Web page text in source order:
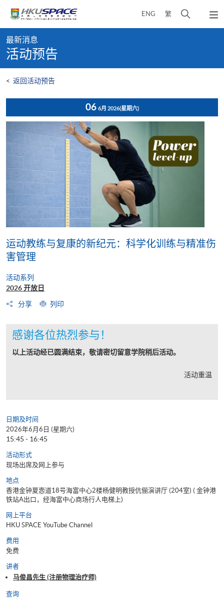
content
ENG 繁
开
弹
出
content
start
最新消息
活动预告
< 返回活动预告
06 6月 2026(星期六)
运动教练与复康的新纪元：科学化训练与精准伤
害管理
活动系列
2026 开放日
分享
列印
感谢各位热烈参与！
以上活动经已圆满结束，敬请密切留意学院稍后活动。
活动重温
日期及时间
2026年6月6日 (星期六)
15:45 - 16:45
活动形式
现场出席及网上参与
地点
香港金钟夏悫道18号海富中心2楼杨健明教授伉俪演讲厅 (204室) ( 金钟港
铁站A出口，经海富中心商场行人电梯上)
网上平台
HKU SPACE YouTube Channel
费用
免费
讲者
马俊昌先生 (注册物理治疗师)
查询